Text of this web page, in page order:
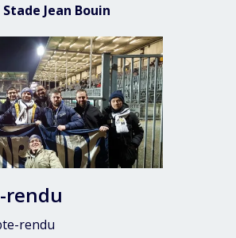
Jean Bouin
rendu
rendu